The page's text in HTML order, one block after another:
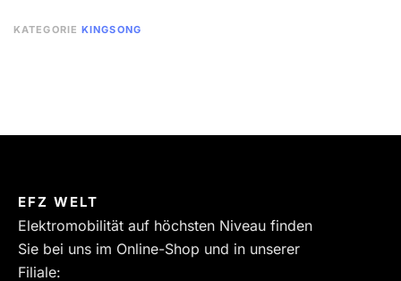
KATEGORIE KINGSONG
EFZ WELT
Elektromobilität auf höchsten Niveau finden
Sie bei uns im Online-Shop und in unserer
Filiale: